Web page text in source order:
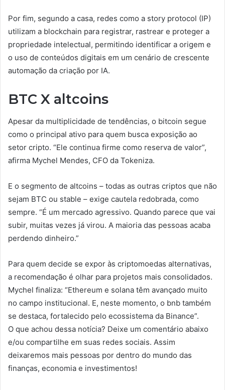
Por fim, segundo a casa, redes como a story protocol (IP)
utilizam a blockchain para registrar, rastrear e proteger a
propriedade intelectual, permitindo identificar a origem e
o uso de conteúdos digitais em um cenário de crescente
automação da criação por IA.
BTC X altcoins
Apesar da multiplicidade de tendências, o bitcoin segue
como o principal ativo para quem busca exposição ao
setor cripto. “Ele continua firme como reserva de valor”,
afirma Mychel Mendes, CFO da Tokeniza.
E o segmento de altcoins – todas as outras criptos que não
sejam BTC ou stable – exige cautela redobrada, como
sempre. “É um mercado agressivo. Quando parece que vai
subir, muitas vezes já virou. A maioria das pessoas acaba
perdendo dinheiro.”
Para quem decide se expor às criptomoedas alternativas,
a recomendação é olhar para projetos mais consolidados.
Mychel finaliza: “Ethereum e solana têm avançado muito
no campo institucional. E, neste momento, o bnb também
se destaca, fortalecido pelo ecossistema da Binance”.
O que achou dessa notícia? Deixe um comentário abaixo
e/ou compartilhe em suas redes sociais. Assim
deixaremos mais pessoas por dentro do mundo das
finanças, economia e investimentos!